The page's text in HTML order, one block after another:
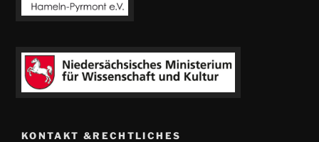
KONTAKT &RECHTLICHES